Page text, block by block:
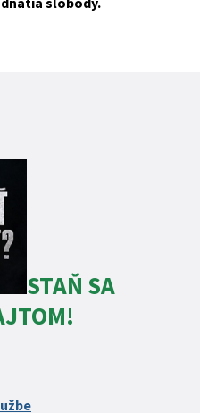
STAŇ SA